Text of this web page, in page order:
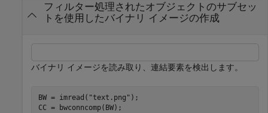
フィルター処理されたオブジェクトのサブセッ
トを使用したバイナリ イメージの作成
バイナリ イメージを読み取り、連結要素を検出します。
BW = imread( "text.png" );
CC = bwconncomp(BW);